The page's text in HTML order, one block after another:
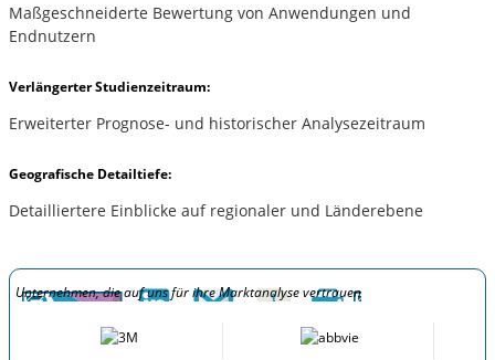
Maßgeschneiderte Bewertung von Anwendungen und
Endnutzern
Verlängerter Studienzeitraum:
Erweiterter Prognose- und historischer Analysezeitraum
Geografische Detailtiefe:
Detailliertere Einblicke auf regionaler und Länderebene
Unternehmen, die auf uns für ihre Marktanalyse vertrauen